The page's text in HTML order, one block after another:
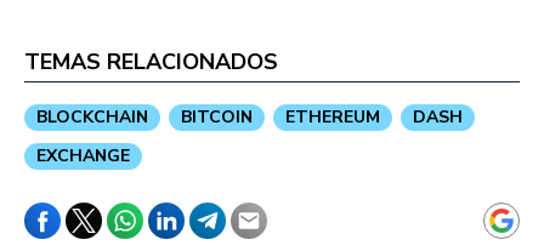
TEMAS RELACIONADOS
BLOCKCHAIN BITCOIN ETHEREUM
DASH
EXCHANGE